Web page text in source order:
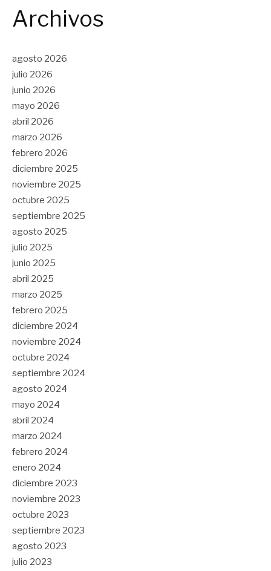
Archivos
agosto 2026
julio 2026
junio 2026
mayo 2026
abril 2026
marzo 2026
febrero 2026
diciembre 2025
noviembre 2025
octubre 2025
septiembre 2025
agosto 2025
julio 2025
junio 2025
abril 2025
marzo 2025
febrero 2025
diciembre 2024
noviembre 2024
octubre 2024
septiembre 2024
agosto 2024
mayo 2024
abril 2024
marzo 2024
febrero 2024
enero 2024
diciembre 2023
noviembre 2023
octubre 2023
septiembre 2023
agosto 2023
julio 2023